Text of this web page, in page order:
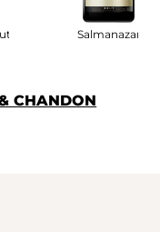
Salmanazar
CHANDON